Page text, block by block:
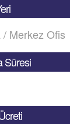
/ Merkez Ofis
Süresi